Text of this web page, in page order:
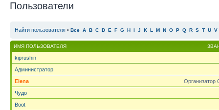
Пользователи
Найти пользователя • Все A B C D E F G H I J K L M N O P Q R S T U V
ИМЯ ПОЛЬЗОВАТЕЛЯ
kiprushin
Администратор
Организатор
Elena
Чудо
Boot